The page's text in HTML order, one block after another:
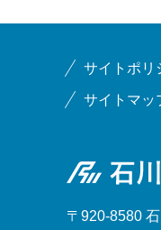
サイトポリ
サイトマッ
石川県
〒920-8580